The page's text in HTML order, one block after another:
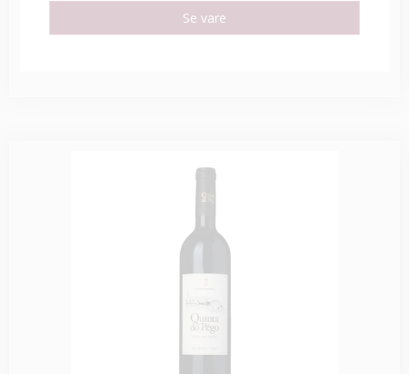
Se vare